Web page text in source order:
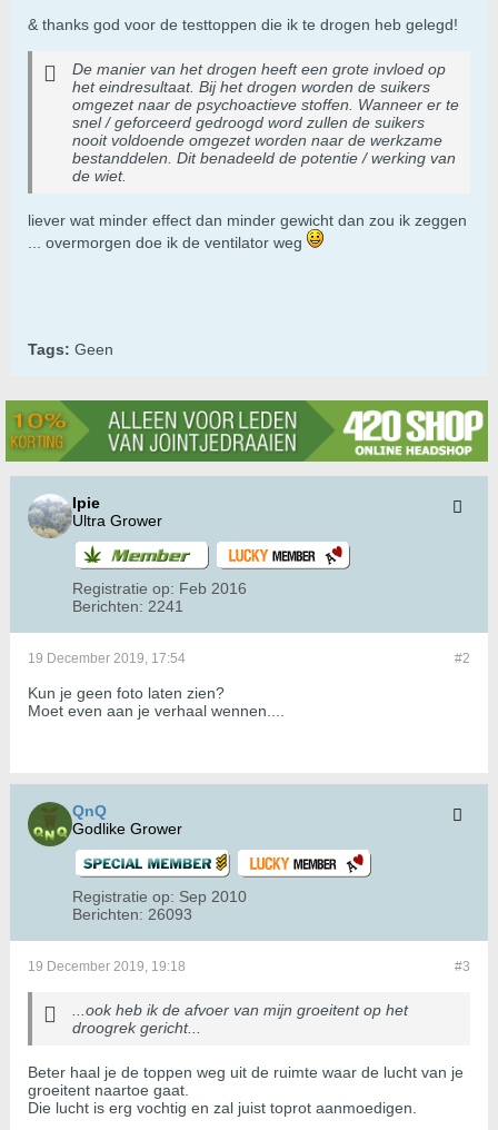
& thanks god voor de testtoppen die ik te drogen heb gelegd!
De manier van het drogen heeft een grote invloed op
het eindresultaat. Bij het drogen worden de suikers
omgezet naar de psychoactieve stoffen. Wanneer er te
snel / geforceerd gedroogd word zullen de suikers
nooit voldoende omgezet worden naar de werkzame
bestanddelen. Dit benadeeld de potentie / werking van
de wiet.
liever wat minder effect dan minder gewicht dan zou ik zeggen
... overmorgen doe ik de ventilator weg
Tags: Geen
Ipie
Ultra Grower
Registratie op: Feb 2016
Berichten: 2241
#2
19 December 2019, 17:54
Kun je geen foto laten zien?
Moet even aan je verhaal wennen....
QnQ
Godlike Grower
Registratie op: Sep 2010
Berichten: 26093
#3
19 December 2019, 19:18
...ook heb ik de afvoer van mijn groeitent op het
droogrek gericht...
Beter haal je de toppen weg uit de ruimte waar de lucht van je
groeitent naartoe gaat.
Die lucht is erg vochtig en zal juist toprot aanmoedigen.